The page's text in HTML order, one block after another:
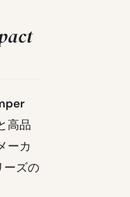
高品
ーカ
ーズの